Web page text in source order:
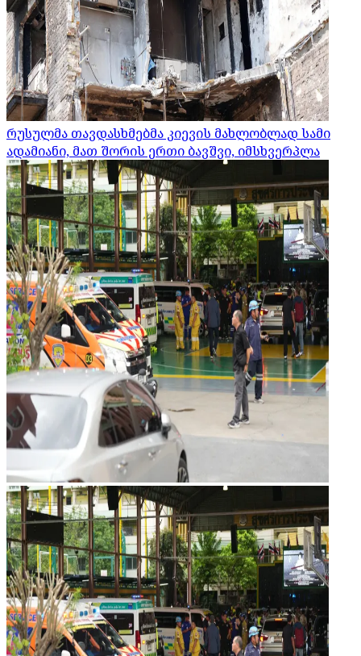
რუსულმა თავდასხმებმა კიევის მახლობლად სამი
ადამიანი, მათ შორის ერთი ბავშვი, იმსხვერპლა